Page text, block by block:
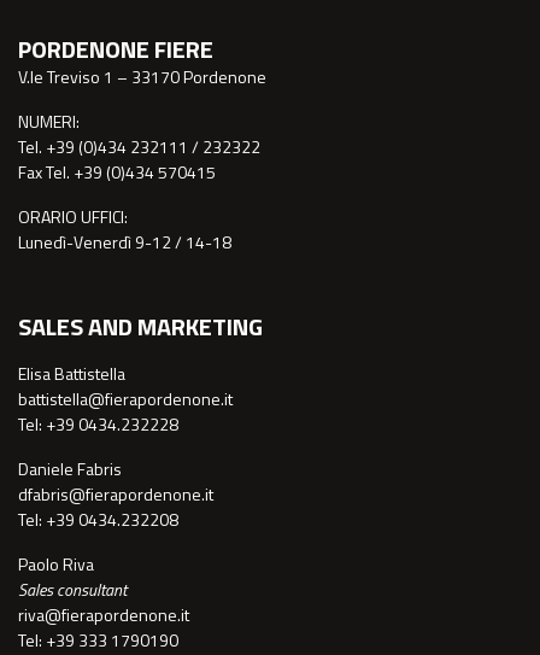
PORDENONE FIERE
V.le Treviso 1 – 33170 Pordenone
NUMERI:
Tel. +39 (0)434 232111 / 232322
Fax Tel. +39 (0)434 570415
ORARIO UFFICI:
Lunedì-Venerdì 9-12 / 14-18
SALES AND MARKETING
Elisa Battistella
battistella@fierapordenone.it
Tel: +39 0434.232228
Daniele Fabris
dfabris@fierapordenone.it
Tel: +39 0434.232208
Paolo Riva
Sales consultant
riva@fierapordenone.it
Tel: +39 333 1790190